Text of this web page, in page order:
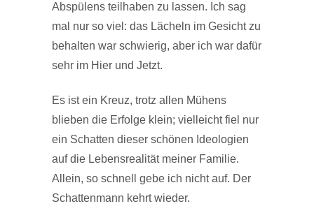
Abspülens teilhaben zu lassen. Ich sag
mal nur so viel: das Lächeln im Gesicht zu
behalten war schwierig, aber ich war dafür
sehr im Hier und Jetzt.
Es ist ein Kreuz, trotz allen Mühens
blieben die Erfolge klein; vielleicht fiel nur
ein Schatten dieser schönen Ideologien
auf die Lebensrealität meiner Familie.
Allein, so schnell gebe ich nicht auf. Der
Schattenmann kehrt wieder.